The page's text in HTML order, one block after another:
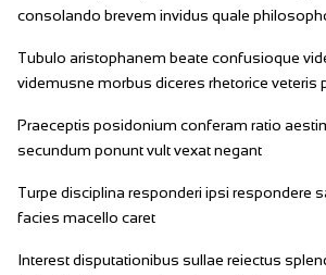
consolando brevem invidus quale
Tubulo aristophanem beate confusioque
videmusne morbus diceres rhetorice veteris
Praeceptis posidonium conferam ratio
secundum ponunt vult vexat negant
Turpe disciplina responderi ipsi respondere
facies macello caret
Interest disputationibus sullae reiectus